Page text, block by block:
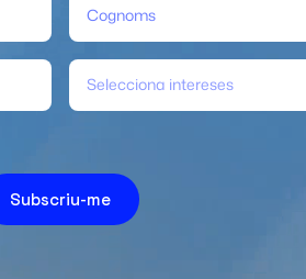
Selecciona intereses
Subscriu-me